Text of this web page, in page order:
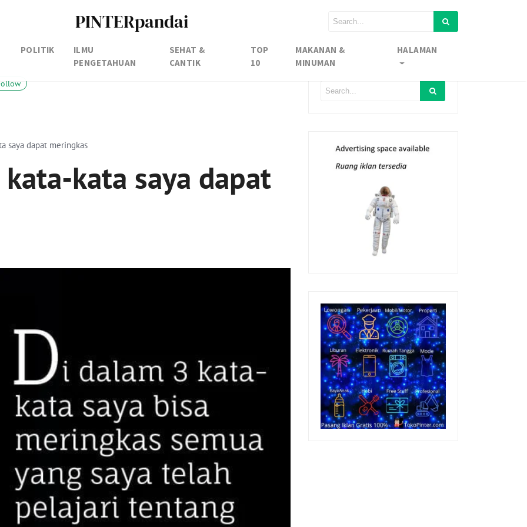
PINTERpandai
POLITIK
ILMU
PENGETAHUAN
SEHAT &
CANTIK
TOP
10
MAKANAN &
MINUMAN
HALAMAN
saya dapat meringkas
kata saya dapat